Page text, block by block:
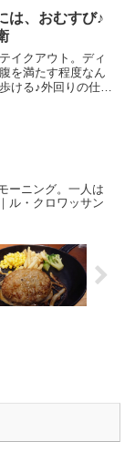
らではの素材を生
は、おむすび♪
イクアウト。ディ
を満たす程度なん
ける♪外回りの仕事
ーニング。一人は
ル・クロワッサン